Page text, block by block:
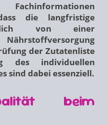
Fachinformationen
die langfristige
von einer
der Zutatenliste
des individuellen
sind dabei essenziell.
beim